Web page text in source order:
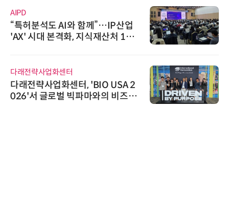
AIPD
“특허분석도 AI와 함께”…IP산업
'AX' 시대 본격화, 지식재산처 1호
다래전략사업화센터
다래전략사업화센터, 'BIO USA 2
026'서 글로벌 빅파마와의 비즈니